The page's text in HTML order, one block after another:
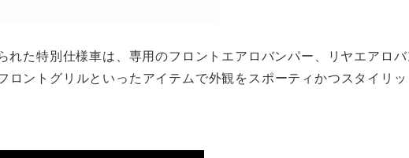
た特別仕様車は、専用のフロントエアロバンパー、リヤエアロバ
ントグリルといったアイテムで外観をスポーティかつスタイリ